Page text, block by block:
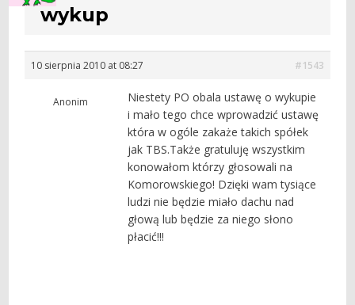
wykup
10 sierpnia 2010 at 08:27 #1543
Anonim
Niestety PO obala ustawę o wykupie
i mało tego chce wprowadzić ustawę
która w ogóle zakaże takich spółek
jak TBS.Także gratuluję wszystkim
konowałom którzy głosowali na
Komorowskiego! Dzięki wam tysiące
ludzi nie będzie miało dachu nad
głową lub będzie za niego słono
płacić!!!